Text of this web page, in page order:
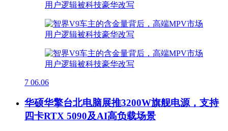
7 06.06
华硕华擎台北电脑展推3200W旗舰电源，支持
四卡RTX 5090及AI高负载场景